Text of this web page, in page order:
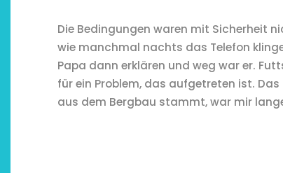
Die Bedingungen waren mit Sicherheit
wie manchmal nachts das Telefon
Papa dann erklären und weg war er.
für ein Problem, das aufgetreten ist.
aus dem Bergbau stammt, war mir